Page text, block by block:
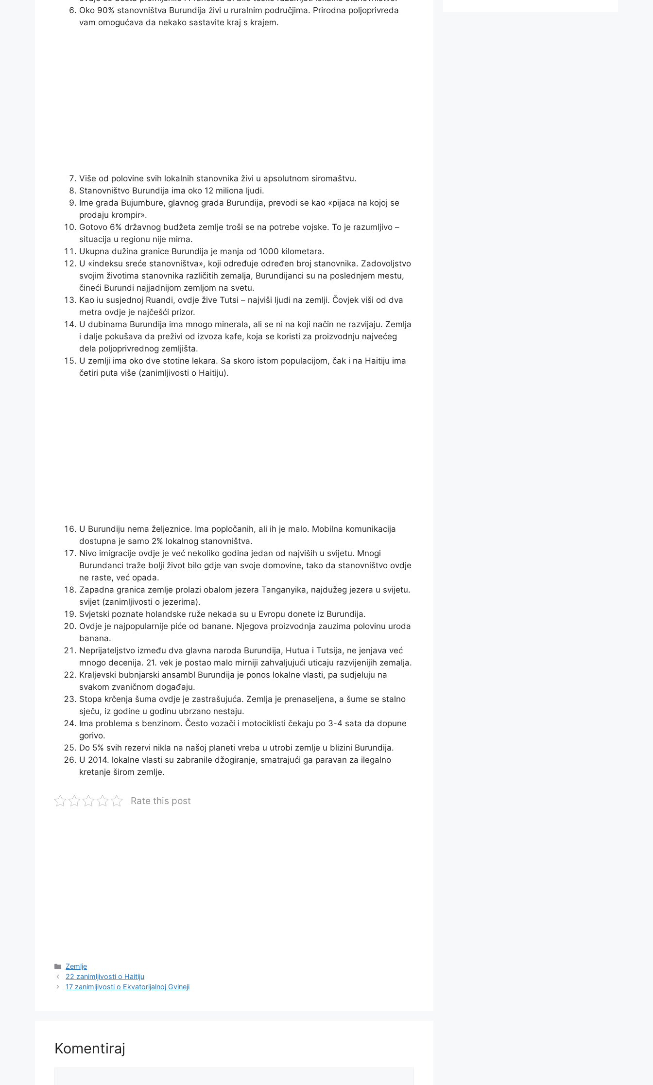
Oko 90% stanovništva Burundija živi u ruralnim područjima. Prirodna poljoprivreda
vam omogućava da nekako sastavite kraj s krajem.
Više od polovine svih lokalnih stanovnika živi u apsolutnom siromaštvu.
Stanovništvo Burundija ima oko 12 miliona ljudi.
Ime grada Bujumbure, glavnog grada Burundija, prevodi se kao «pijaca na kojoj se
prodaju krompir».
Gotovo 6% državnog budžeta zemlje troši se na potrebe vojske. To je razumljivo –
situacija u regionu nije mirna.
Ukupna dužina granice Burundija je manja od 1000 kilometara.
U «indeksu sreće stanovništva», koji određuje određen broj stanovnika. Zadovoljstvo
svojim životima stanovnika različitih zemalja, Burundijanci su na poslednjem mestu,
čineći Burundi najjadnijom zemljom na svetu.
Kao iu susjednoj Ruandi, ovdje žive Tutsi – najviši ljudi na zemlji. Čovjek viši od dva
metra ovdje je najčešći prizor.
U dubinama Burundija ima mnogo minerala, ali se ni na koji način ne razvijaju. Zemlja
i dalje pokušava da preživi od izvoza kafe, koja se koristi za proizvodnju najvećeg
dela poljoprivrednog zemljišta.
U zemlji ima oko dve stotine lekara. Sa skoro istom populacijom, čak i na Haitiju ima
četiri puta više (zanimljivosti o Haitiju).
U Burundiju nema željeznice. Ima popločanih, ali ih je malo. Mobilna komunikacija
dostupna je samo 2% lokalnog stanovništva.
Nivo imigracije ovdje je već nekoliko godina jedan od najviših u svijetu. Mnogi
Burundanci traže bolji život bilo gdje van svoje domovine, tako da stanovništvo ovdje
ne raste, već opada.
Zapadna granica zemlje prolazi obalom jezera Tanganyika, najdužeg jezera u svijetu.
svijet (zanimljivosti o jezerima).
Svjetski poznate holandske ruže nekada su u Evropu donete iz Burundija.
Ovdje je najpopularnije piće od banane. Njegova proizvodnja zauzima polovinu uroda
banana.
Neprijateljstvo između dva glavna naroda Burundija, Hutua i Tutsija, ne jenjava već
mnogo decenija. 21. vek je postao malo mirniji zahvaljujući uticaju razvijenijih zemalja.
Kraljevski bubnjarski ansambl Burundija je ponos lokalne vlasti, pa sudjeluju na
svakom zvaničnom događaju.
Stopa krčenja šuma ovdje je zastrašujuća. Zemlja je prenaseljena, a šume se stalno
sječu, iz godine u godinu ubrzano nestaju.
Ima problema s benzinom. Često vozači i motociklisti čekaju po 3-4 sata da dopune
gorivo.
Do 5% svih rezervi nikla na našoj planeti vreba u utrobi zemlje u blizini Burundija.
U 2014. lokalne vlasti su zabranile džogiranje, smatrajući ga paravan za ilegalno
kretanje širom zemlje.
Rate this post
Kategorije
Zemlje
22 zanimljivosti o Haitiju
17 zanimljivosti o Ekvatorijalnoj Gvineji
Komentiraj